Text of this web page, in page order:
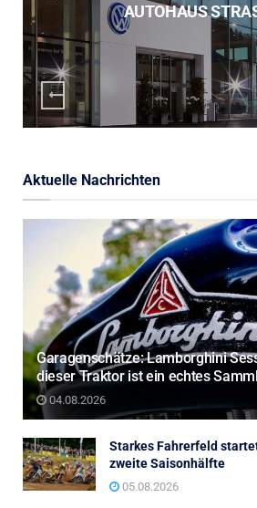
AUTOHAUS
Aktuelle Nachrichten
Garagenschätze: Lamborghini
dieser Traktor ist ein echtes
04.08.2026
Starkes Fahrerfeld
zweite Saisonhälfte
05.08.2026